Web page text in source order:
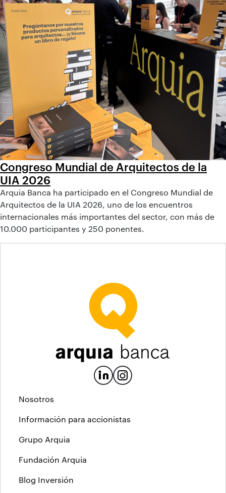
Congreso Mundial de Arquitectos de la
UIA 2026
Arquia Banca ha participado en el Congreso Mundial de
Arquitectos de la UIA 2026, uno de los encuentros
internacionales más importantes del sector, con más de
10.000 participantes y 250 ponentes.
Nosotros
Información para accionistas
Grupo Arquia
Fundación Arquia
Blog Inversión